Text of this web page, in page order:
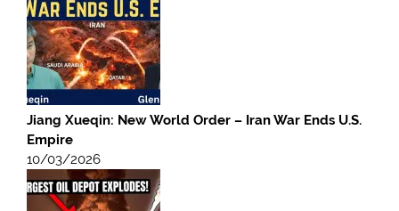
Jiang Xueqin: New World Order – Iran War Ends U.S.
Empire
10/03/2026